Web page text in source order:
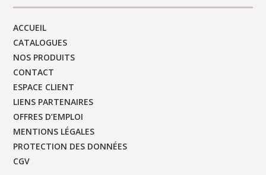
ACCUEIL
CATALOGUES
NOS PRODUITS
CONTACT
ESPACE CLIENT
LIENS PARTENAIRES
OFFRES D’EMPLOI
MENTIONS LÉGALES
PROTECTION DES DONNÉES
CGV